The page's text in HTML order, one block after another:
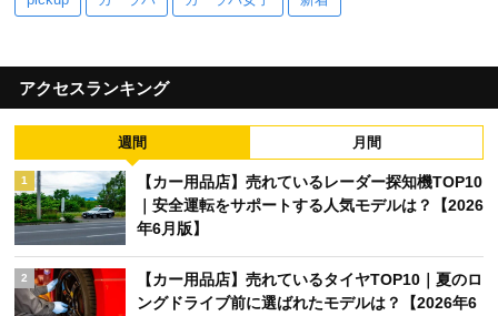
アクセスランキング
週間 月間
1
【カー用品店】売れているレーダー探知機TOP10
｜安全運転をサポートする人気モデルは？【2026
年6月版】
2
【カー用品店】売れているタイヤTOP10｜夏のロ
ングドライブ前に選ばれたモデルは？【2026年6